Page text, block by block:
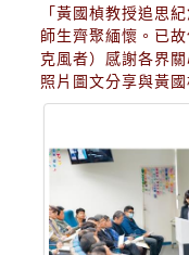
「黃國楨教授追思
師生齊聚緬懷。已
克風者）感謝各界
照片圖文分享與黃